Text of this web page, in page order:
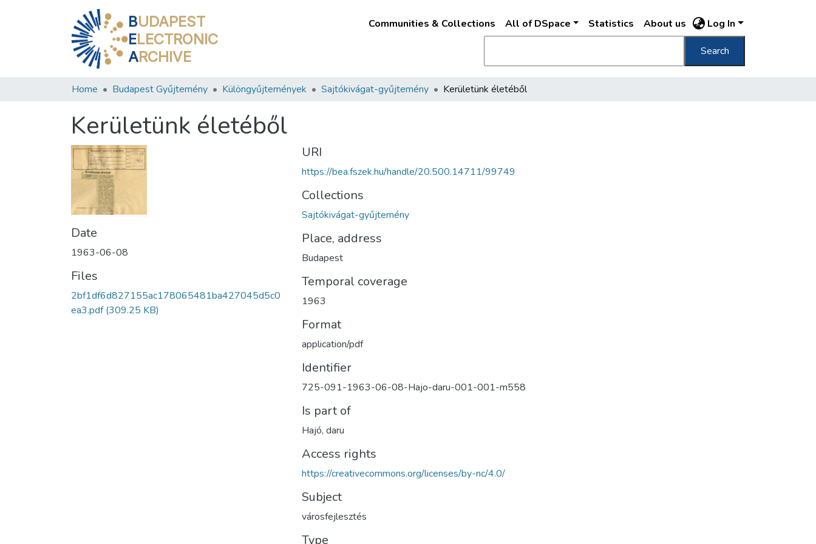
BUDAPEST
ELECTRONIC
ARCHIVE
Communities & Collections All of DSpace Statistics About us Log In
Search
Home Budapest Gyűjtemény Különgyűjtemények Sajtókivágat-gyűjtemény Kerületünk életéből
Kerületünk életéből
Date
1963-06-08
Files
2bf1df6d827155ac178065481ba427045d5c0
ea3.pdf(309.25 KB)
URI
https://bea.fszek.hu/handle/20.500.14711/99749
Collections
Sajtókivágat-gyűjtemény
Place, address
Budapest
Temporal coverage
1963
Format
application/pdf
Identifier
725-091-1963-06-08-Hajo-daru-001-001-m558
Is part of
Hajó, daru
Access rights
https://creativecommons.org/licenses/by-nc/4.0/
Subject
városfejlesztés
Type